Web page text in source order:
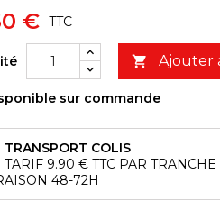
€ TTC
 Ajouter
sur commande
TRANSPORT COLIS
TARIF 9.90 € TTC PAR TRANCHE
48-72H